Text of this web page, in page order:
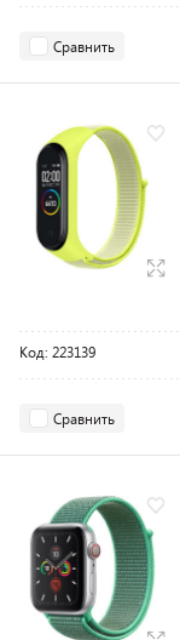
Сравнить
Код: 223139
Сравнить